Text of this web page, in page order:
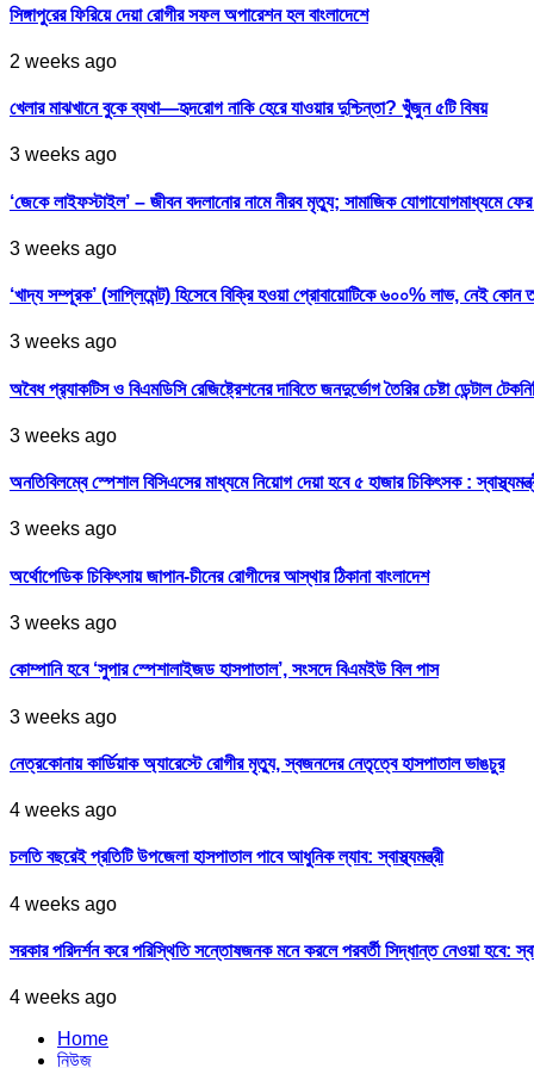
সিঙ্গাপুরের ফিরিয়ে দেয়া রোগীর সফল অপারেশন হল বাংলাদেশে
2 weeks ago
খেলার মাঝখানে বুকে ব্যথা—হৃদরোগ নাকি হেরে যাওয়ার দুশ্চিন্তা? খুঁজুন ৫টি বিষয়
3 weeks ago
‘জেকে লাইফস্টাইল’ – জীবন বদলানোর নামে নীরব মৃত্যু; সামাজিক যোগাযোগমাধ্যমে
3 weeks ago
‘খাদ্য সম্পূরক’ (সাপ্লিমেন্ট) হিসেবে বিক্রি হওয়া প্রোবায়োটিকে ৬০০% লাভ, নেই কোন
3 weeks ago
অবৈধ প্র‍্যাকটিস ও বিএমডিসি রেজিষ্ট্রেশনের দাবিতে জনদুর্ভোগ তৈরির চেষ্টা ডেন্টাল
3 weeks ago
অনতিবিলম্বে স্পেশাল বিসিএসের মাধ্যমে নিয়োগ দেয়া হবে ৫ হাজার চিকিৎসক :
3 weeks ago
অর্থোপেডিক চিকিৎসায় জাপান-চীনের রোগীদের আস্থার ঠিকানা বাংলাদেশ
3 weeks ago
কোম্পানি হবে ‘সুপার স্পেশালাইজড হাসপাতাল’, সংসদে বিএমইউ বিল পাস
3 weeks ago
নেত্রকোনায় কার্ডিয়াক অ্যারেস্টে রোগীর মৃত্যু, স্বজনদের নেতৃত্বে হাসপাতাল ভাঙচুর
4 weeks ago
চলতি বছরেই প্রতিটি উপজেলা হাসপাতাল পাবে আধুনিক ল্যাব: স্বাস্থ্যমন্ত্রী
4 weeks ago
সরকার পরিদর্শন করে পরিস্থিতি সন্তোষজনক মনে করলে পরবর্তী সিদ্ধান্ত নেওয়া হবে:
4 weeks ago
Home
নিউজ